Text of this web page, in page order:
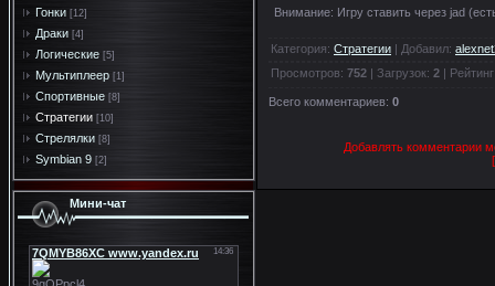
Гонки [12]
Драки [4]
Логические [5]
Мультиплеер [1]
Спортивные [8]
Стратегии [10]
Стрелялки [8]
Symbian 9 [2]
Мини-чат
Внимание: Игру ставить через jad
Категория: Стратегии | Добавил:
Просмотров: 752 | Загрузок: 2 | Рейтинг
Всего комментариев: 0
Добавлять комментарии